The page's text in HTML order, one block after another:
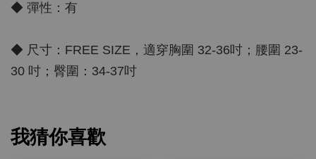
◆ 彈性：有
◆ 尺寸：FREE SIZE，適穿胸圍 32-36吋；腰圍 23-
30 吋；臀圍：34-37吋
我猜你喜歡